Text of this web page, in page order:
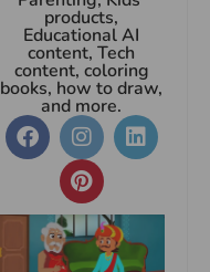
products,
Educational AI
content, Tech
content, coloring
books, how to draw,
and more.